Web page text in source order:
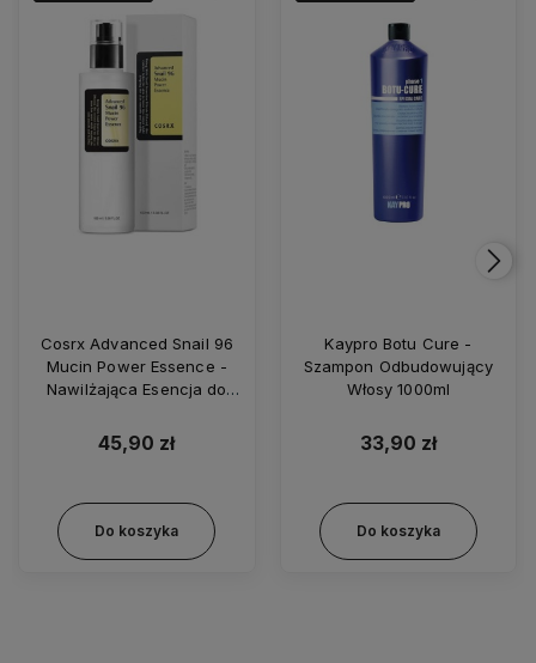
Cosrx Advanced Snail 96
Mucin Power Essence -
Nawilżająca Esencja do
Śluzu Ślimaka 100ml
45,90 zł
Do koszyka
Kaypro Botu Cure -
Szampon Odbudowujący
Włosy 1000ml
33,90 zł
Do koszyka